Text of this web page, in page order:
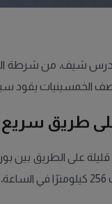
شيف، من شرطة المرور
الخمسينيات يقود
طريق سريع
على الطريق بين